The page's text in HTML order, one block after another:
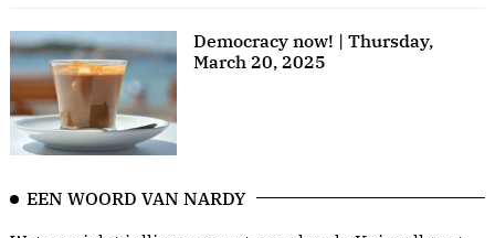
Democracy now! | Thursday,
March 20, 2025
EEN WOORD VAN NARDY